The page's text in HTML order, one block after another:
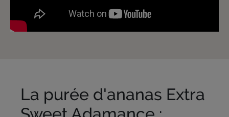
La purée d'ananas Extra